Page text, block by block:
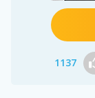
1137